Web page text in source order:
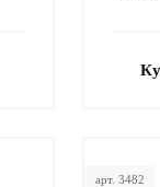
арт. 3482